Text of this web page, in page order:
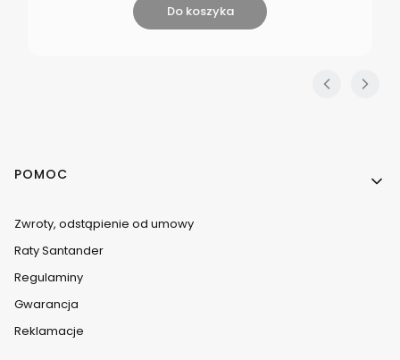
Do koszyka
Linki w stopce
POMOC
Zwroty, odstąpienie od umowy
Raty Santander
Regulaminy
Gwarancja
Reklamacje